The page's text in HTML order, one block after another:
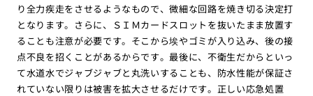
り全力疾走をさせるようなもので、微細な回路を焼き切る決定打
となります。さらに、ＳＩＭカードスロットを抜いたまま放置す
ることも注意が必要です。そこから埃やゴミが入り込み、後の接
点不良を招くことがあるからです。最後に、不衛生だからといっ
て水道水でジャブジャブと丸洗いすることも、防水性能が保証さ
れていない限りは被害を拡大させるだけです。正しい応急処置